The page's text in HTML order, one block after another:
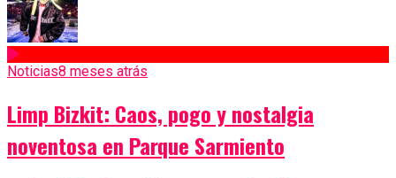
Noticias8 meses atrás
Limp Bizkit: Caos, pogo y nostalgia
noventosa en Parque Sarmiento